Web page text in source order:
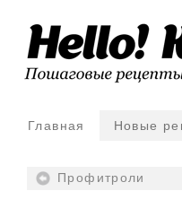
Главная Новые
Профитроли